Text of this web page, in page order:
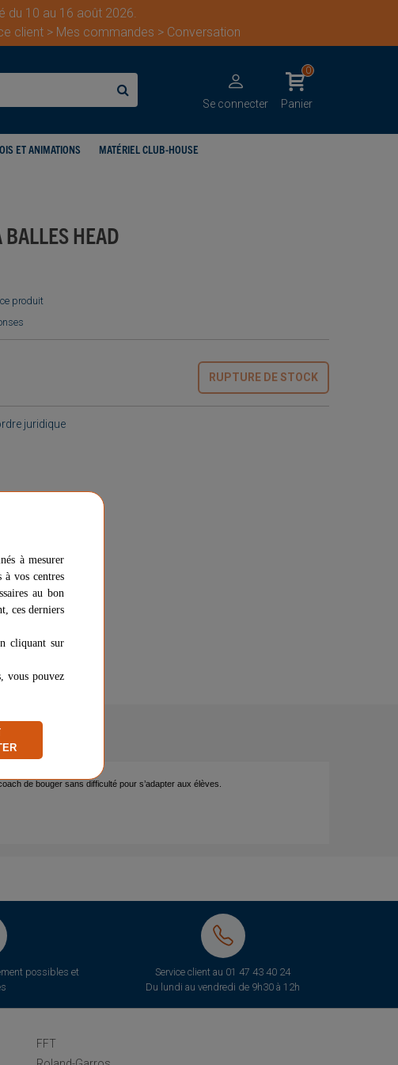
du 10 au 16 août 2026.
client > Mes commandes > Conversation
Se connecter
0
Panier
ET ANIMATIONS MATÉRIEL CLUB-HOUSE
BALLES HEAD
produit
RUPTURE DE STOCK
juridique
de bouger sans difficulté pour s’adapter aux élèves.
possibles et
Service client au 01 47 43 40 24
Du lundi au vendredi de 9h30 à 12h
FFT
à mesurer
à vos centres
au bon
ces derniers
cliquant sur
vous pouvez